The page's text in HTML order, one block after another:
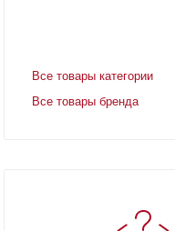
Все товары категории
Все товары бренда